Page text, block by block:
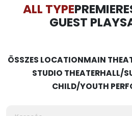
ALL TYPE
GUEST PLAYS
ÖSSZES LOCATIONMAIN
STUDIO THEATERHALL/
CHILD/YOUTH